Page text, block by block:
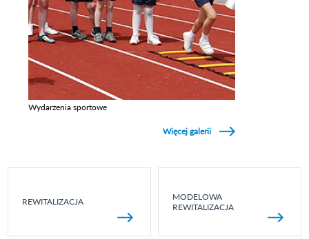
Wydarzenia sportowe
Więcej galerii
REWITALIZACJA
MODELOWA
REWITALIZACJA